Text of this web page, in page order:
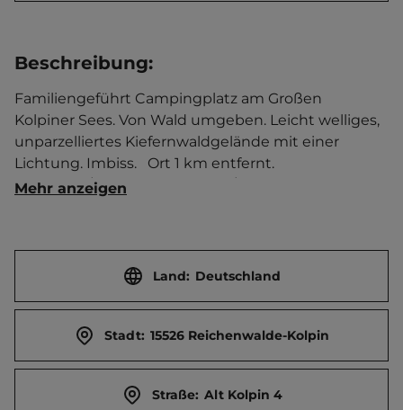
Beschreibung:
Familiengeführt Campingplatz am Großen
Kolpiner Sees. Von Wald umgeben. Leicht welliges,
unparzelliertes Kiefernwaldgelände mit einer
Lichtung. Imbiss.   Ort 1 km entfernt.
Touristen-/Dauerstellplätze 70/110. Mittagsruhe 13-
Mehr anzeigen
Land: Deutschland
Stadt: 15526 Reichenwalde-Kolpin
Straße: Alt Kolpin 4